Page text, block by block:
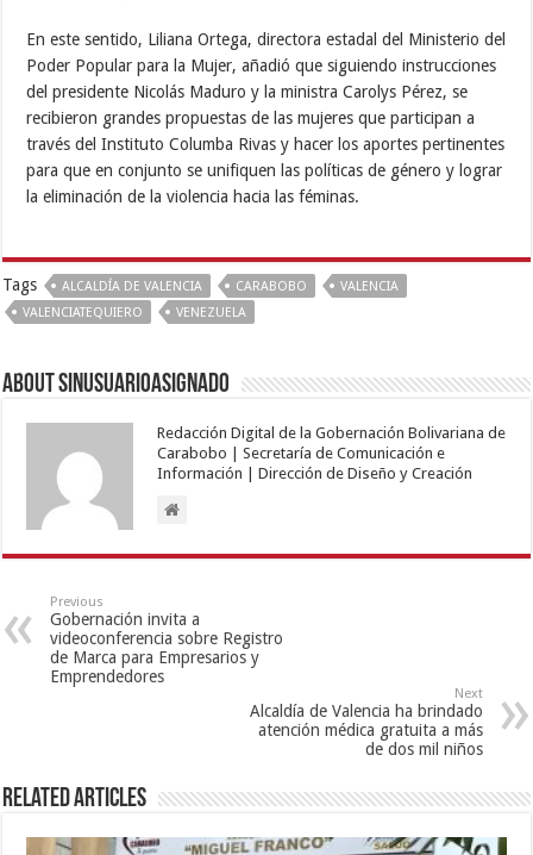
En este sentido, Liliana Ortega, directora estadal del Ministerio del
Poder Popular para la Mujer, añadió que siguiendo instrucciones
del presidente Nicolás Maduro y la ministra Carolys Pérez, se
recibieron grandes propuestas de las mujeres que participan a
través del Instituto Columba Rivas y hacer los aportes pertinentes
para que en conjunto se unifiquen las políticas de género y lograr
la eliminación de la violencia hacia las féminas.
Tags ALCALDÍA DE VALENCIA CARABOBO
VALENCIA
VALENCIATEQUIERO
VENEZUELA
About sinusuarioasignado
Redacción Digital de la Gobernación Bolivariana de
Carabobo | Secretaría de Comunicación e
Información | Dirección de Diseño y Creación
Previous
Gobernación invita a
videoconferencia sobre Registro
de Marca para Empresarios y
Emprendedores
Next
Alcaldía de Valencia ha brindado
atención médica gratuita a más
de dos mil niños
Related Articles